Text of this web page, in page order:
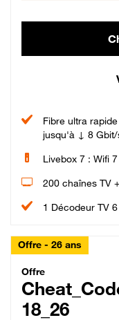
Fibre ultra rapide
jusqu'à ↓ 8
Livebox 7 : Wifi
200 chaînes TV +
1 Décodeur TV 6
Offre - 26 ans
Cheat_Code
Offre
18_26